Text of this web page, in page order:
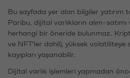
Bu sayfada yer alan bilgiler yatırım
Paribu, dijital varlıkların alım-
herhangi bir öneride bulunmaz.
ve NFT'ler dahil), yüksek volatiliteye
kayıpları yaşanabilir.
Dijital varlık işlemleri yapmadan